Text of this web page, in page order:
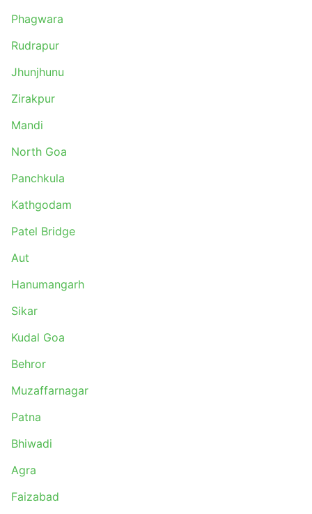
Phagwara
Rudrapur
Jhunjhunu
Zirakpur
Mandi
North Goa
Panchkula
Kathgodam
Patel Bridge
Aut
Hanumangarh
Sikar
Kudal Goa
Behror
Muzaffarnagar
Patna
Bhiwadi
Agra
Faizabad